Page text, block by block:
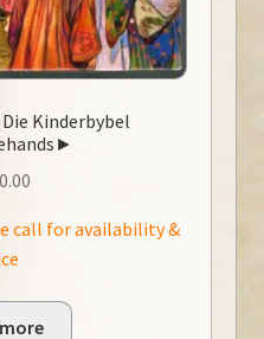
Die Kinderbybel
call for availability &